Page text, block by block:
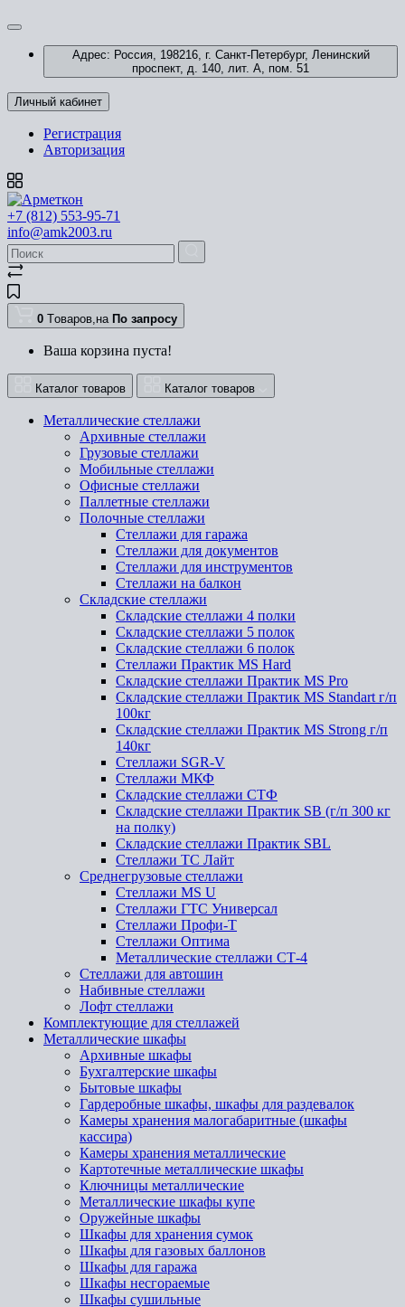
Адрес: Россия, 198216, г. Санкт-Петербург, Ленинский
проспект, д. 140, лит. А, пом. 51
Личный кабинет
Регистрация
Авторизация
+7 (812) 553-95-71
info@amk2003.ru
0 Tоваров,на По запросу
Ваша корзина пуста!
Каталог товаров Каталог товаров
Металлические стеллажи
Архивные стеллажи
Грузовые стеллажи
Мобильные стеллажи
Офисные стеллажи
Паллетные стеллажи
Полочные стеллажи
Стеллажи для гаража
Стеллажи для документов
Стеллажи для инструментов
Стеллажи на балкон
Складские стеллажи
Складские стеллажи 4 полки
Складские стеллажи 5 полок
Складские стеллажи 6 полок
Стеллажи Практик MS Hard
Складские стеллажи Практик MS Pro
Складские стеллажи Практик MS Standart г/п
100кг
Складские стеллажи Практик MS Strong г/п
140кг
Стеллажи SGR-V
Стеллажи МКФ
Складские стеллажи СТФ
Складские стеллажи Практик SB (г/п 300 кг
на полку)
Складские стеллажи Практик SBL
Стеллажи ТС Лайт
Среднегрузовые стеллажи
Стеллажи MS U
Стеллажи ГТС Универсал
Стеллажи Профи-Т
Стеллажи Оптима
Металлические стеллажи СТ-4
Стеллажи для автошин
Набивные стеллажи
Лофт стеллажи
Комплектующие для стеллажей
Металлические шкафы
Архивные шкафы
Бухгалтерские шкафы
Бытовые шкафы
Гардеробные шкафы, шкафы для раздевалок
Камеры хранения малогабаритные (шкафы
кассира)
Камеры хранения металлические
Картотечные металлические шкафы
Ключницы металлические
Металлические шкафы купе
Оружейные шкафы
Шкафы для хранения сумок
Шкафы для газовых баллонов
Шкафы для гаража
Шкафы несгораемые
Шкафы сушильные